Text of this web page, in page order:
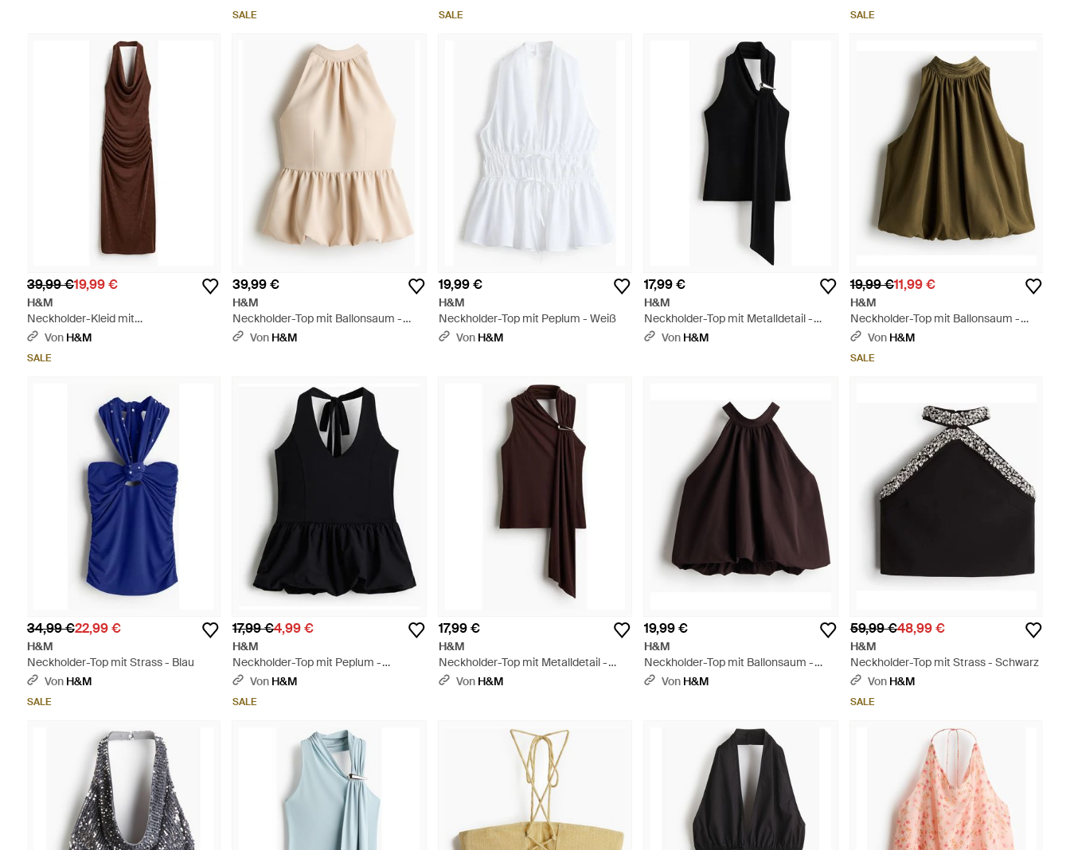
SALE SALE SALE
39,99 €19,99 €
H&M
Neckholder-Kleid mit
Wasserfallausschnitt - Braun
Von H&M
SALE
39,99 €
H&M
Neckholder-Top mit Ballonsaum -
Natur
Von H&M
19,99 €
H&M
Neckholder-Top mit Peplum - Weiß
Von H&M
17,99 €
H&M
Neckholder-Top mit Metalldetail -
Schwarz
Von H&M
19,99 €11,99 €
H&M
Neckholder-Top mit Ballonsaum -
GrünVon H&M
SALE
34,99 €22,99 €
H&M
Neckholder-Top mit Strass - Blau
Von H&M
SALE
17,99 €4,99 €
H&M
Neckholder-Top mit Peplum -
Schwarz
Von H&M
SALE
17,99 €
H&M
Neckholder-Top mit Metalldetail -
Braun
Von H&M
19,99 €
H&M
Neckholder-Top mit Ballonsaum -
Schwarz
Von H&M
59,99 €48,99 €
H&M
Neckholder-Top mit Strass - Schwarz
Von H&M
SALE